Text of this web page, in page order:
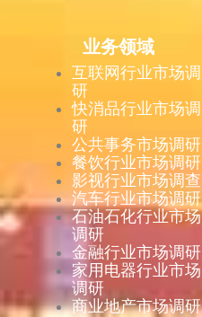
业务领域
互联网行业市场调
研
快消品行业市场调
研
公共事务市场调研
餐饮行业市场调研
影视行业市场调查
汽车行业市场调研
石油石化行业市场
调研
金融行业市场调研
家用电器行业市场
调研
商业地产市场调研